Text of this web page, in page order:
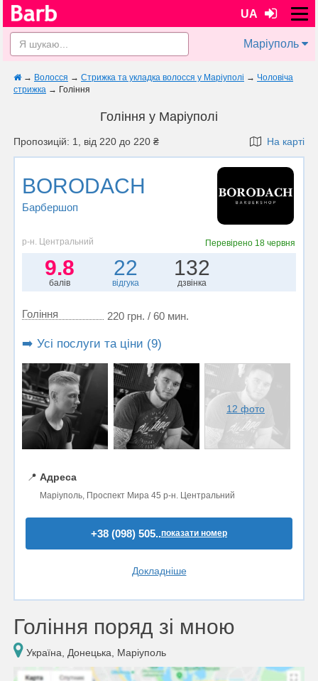
UA
Маріуполь
→ Волосся → Стрижка та укладка волосся у Маріуполi → Чоловіча
стрижка → Гоління
Гоління у Маріуполi
Пропозицій: 1, від 220 до 220 ₴ На карті
BORODACH
Барбершоп
р-н. Центральний Перевірено 18 червня
9.8
балів
22
відгука
132
дзвінка
Гоління 220 грн. / 60 мин.
➡️ Усі послуги та ціни (9)
12 фото
📍 Адреса
Маріуполь, Проспект Мира 45 р-н. Центральний
+38 (098) 505..показати номер
Докладніше
Гоління поряд зі мною
Україна, Донецька, Маріуполь